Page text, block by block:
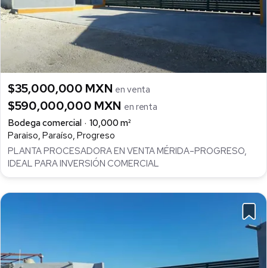
$35,000,000 MXN en venta
$590,000,000 MXN en renta
Bodega comercial
10,000 m²
Paraiso, Paraíso, Progreso
PLANTA PROCESADORA EN VENTA MÉRIDA–PROGRESO,
IDEAL PARA INVERSIÓN COMERCIAL